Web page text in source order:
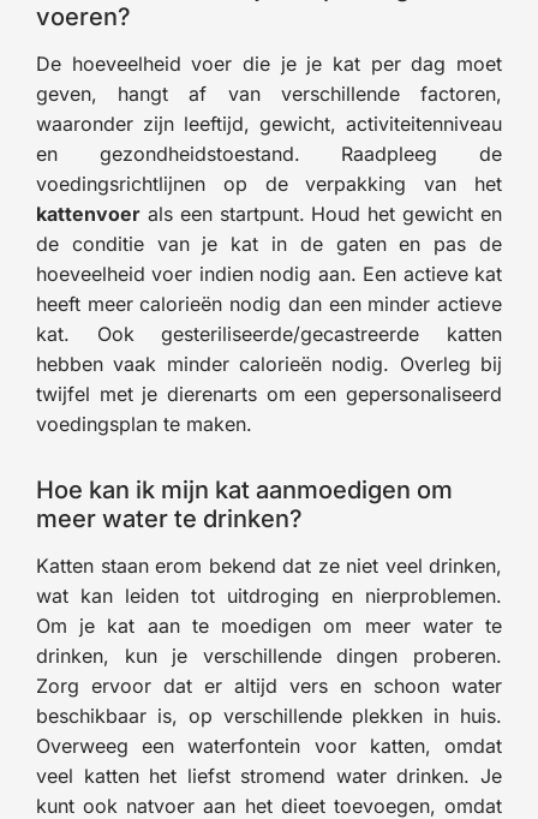
voeren?
De hoeveelheid voer die je je kat per dag moet
geven, hangt af van verschillende factoren,
waaronder zijn leeftijd, gewicht, activiteitenniveau
en gezondheidstoestand. Raadpleeg de
voedingsrichtlijnen op de verpakking van het
kattenvoer als een startpunt. Houd het gewicht en
de conditie van je kat in de gaten en pas de
hoeveelheid voer indien nodig aan. Een actieve kat
heeft meer calorieën nodig dan een minder actieve
kat. Ook gesteriliseerde/gecastreerde katten
hebben vaak minder calorieën nodig. Overleg bij
twijfel met je dierenarts om een gepersonaliseerd
voedingsplan te maken.
Hoe kan ik mijn kat aanmoedigen om
meer water te drinken?
Katten staan erom bekend dat ze niet veel drinken,
wat kan leiden tot uitdroging en nierproblemen.
Om je kat aan te moedigen om meer water te
drinken, kun je verschillende dingen proberen.
Zorg ervoor dat er altijd vers en schoon water
beschikbaar is, op verschillende plekken in huis.
Overweeg een waterfontein voor katten, omdat
veel katten het liefst stromend water drinken. Je
kunt ook natvoer aan het dieet toevoegen, omdat